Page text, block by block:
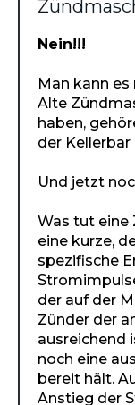
Nein!!!
Man kann
Alte
haben,
der
Und jetzt
Was tut eine
eine kurze,
spezifische
der auf der
Zünder der
ausreichend
noch eine
bereit hält.
Anstieg der